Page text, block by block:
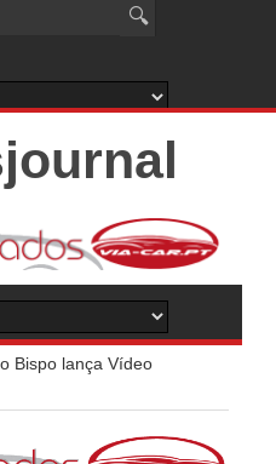
Bispo lança Vídeo